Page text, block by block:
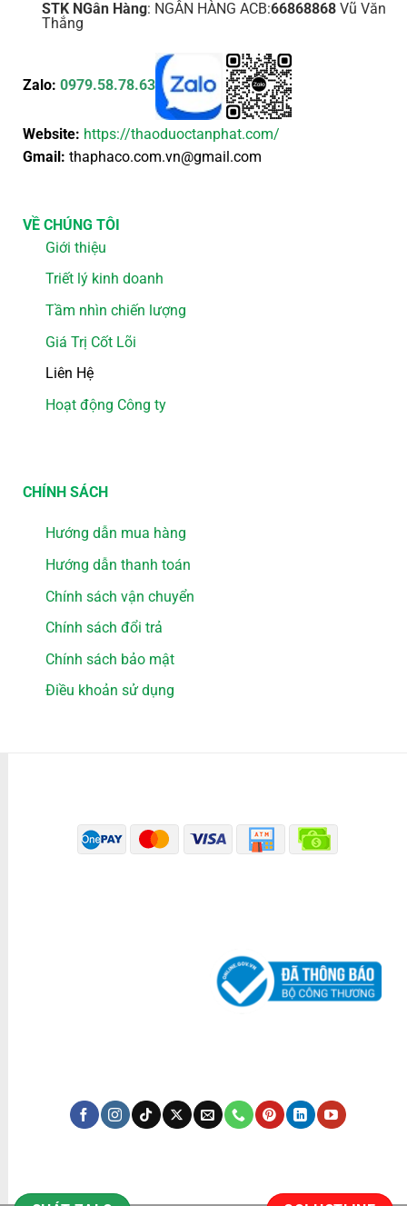
STK NGân Hàng: NGÂN HÀNG ACB:66868868Vũ Văn
Thắng
Zalo: 0979.58.78.63
Website: https://thaoduoctanphat.com/
Gmail: thaphaco.com.vn@gmail.com
VỀ CHÚNG TÔI
Giới thiệu
Triết lý kinh doanh
Tầm nhìn chiến lượng
Giá Trị Cốt Lõi
Liên Hệ
Hoạt động Công ty
CHÍNH SÁCH
Hướng dẫn mua hàng
Hướng dẫn thanh toán
Chính sách vận chuyển
Chính sách đổi trả
Chính sách bảo mật
Điều khoản sử dụng